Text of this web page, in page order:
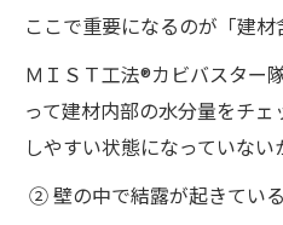
ここで重要になるのが「建材
ＭＩＳＴ工法®カビバスター
って建材内部の水分量をチ
しやすい状態になっていない
② 壁の中で結露が起きている